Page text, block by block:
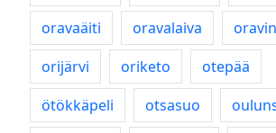
oravaäiti
oravalaiva
orijärvi
oriketo
otepää
ötökkäpeli
otsasuo